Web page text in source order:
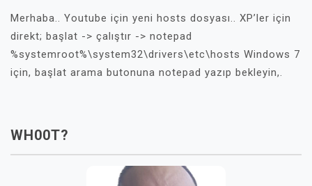
Merhaba.. Youtube için yeni hosts dosyası.. XP’ler için
direkt; başlat -> çalıştır -> notepad
%systemroot%\system32\drivers\etc\hosts Windows 7
için, başlat arama butonuna notepad yazıp bekleyin,.
WH00T?